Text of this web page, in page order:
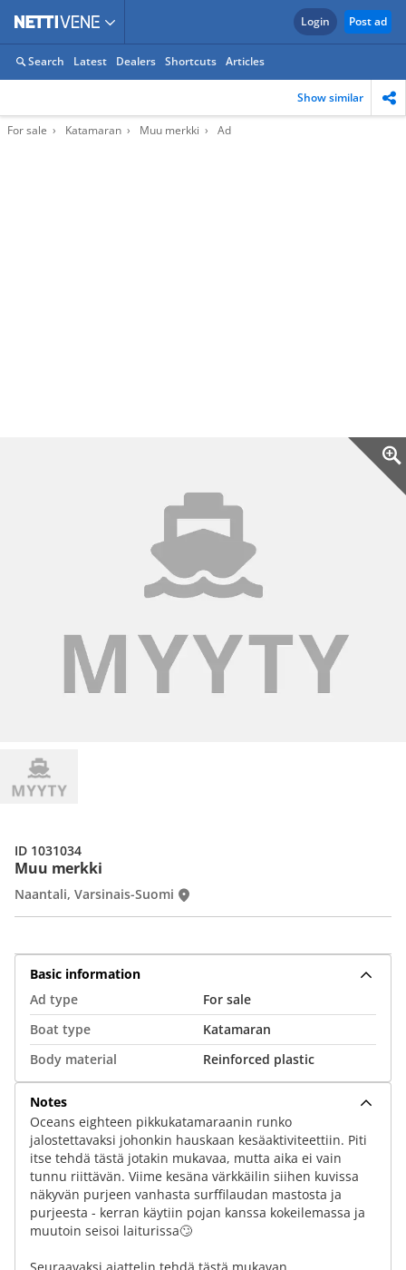
Login Post ad
Search Latest Dealers Shortcuts Articles
Show similar
For sale Katamaran Muu merkki Ad
Muu merkki
Naantali, Varsinais-Suomi
ID 1031034
Basic information
Ad type
For sale
Boat type
Katamaran
Body material
Reinforced plastic
Notes
Oceans eighteen pikkukatamaraanin runko
jalostettavaksi johonkin hauskaan kesäaktiviteettiin. Piti
itse tehdä tästä jotakin mukavaa, mutta aika ei vain
tunnu riittävän. Viime kesäna värkkäilin siihen kuvissa
näkyvän purjeen vanhasta surffilaudan mastosta ja
purjeesta - kerran käytiin pojan kanssa kokeilemassa ja
muutoin seisoi laiturissa🙄